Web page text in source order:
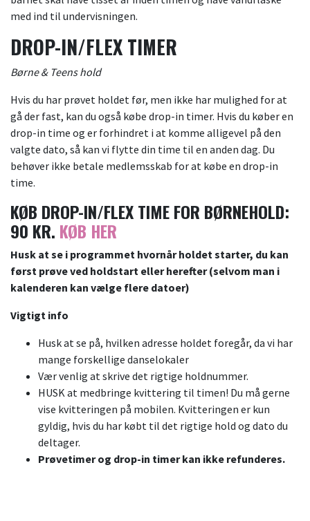
med ind til undervisningen.
DROP-IN/FLEX TIMER
Børne & Teens hold
Hvis du har prøvet holdet før, men ikke har mulighed for at
gå der fast, kan du også købe drop-in timer. Hvis du køber en
drop-in time og er forhindret i at komme alligevel på den
valgte dato, så kan vi flytte din time til en anden dag. Du
behøver ikke betale medlemsskab for at købe en drop-in
time.
KØB DROP-IN/FLEX TIME FOR BØRNEHOLD:
90 KR. KØB HER
Husk at se i programmet hvornår holdet starter, du kan
først prøve ved holdstart eller herefter (selvom man i
kalenderen kan vælge flere datoer)
Vigtigt info
Husk at se på, hvilken adresse holdet foregår, da vi har
mange forskellige danselokaler
Vær venlig at skrive det rigtige holdnummer.
HUSK at medbringe kvittering til timen! Du må gerne
vise kvitteringen på mobilen. Kvitteringen er kun
gyldig, hvis du har købt til det rigtige hold og dato du
deltager.
Prøvetimer og drop-in timer kan ikke refunderes.